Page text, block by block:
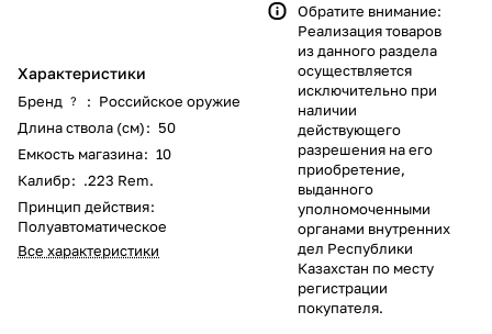
Характеристики
Бренд ? : Российское оружие
Длина ствола (см): 50
Емкость магазина: 10
Калибр: .223 Rem.
Принцип действия:
Полуавтоматическое
Все характеристики
Обратите внимание:
Реализация товаров
из данного раздела
осуществляется
исключительно при
наличии
действующего
разрешения на его
приобретение,
выданного
уполномоченными
органами внутренних
дел Республики
Казахстан по месту
регистрации
покупателя.